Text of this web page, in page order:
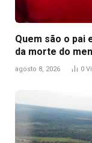
Quem são o pai
da morte do
agosto 8, 2026 0